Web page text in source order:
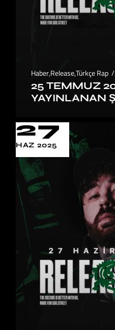
Haber,Release,Türkçe Rap
25 TEMMUZ
YAYINLANAN
27
HAZ 2025